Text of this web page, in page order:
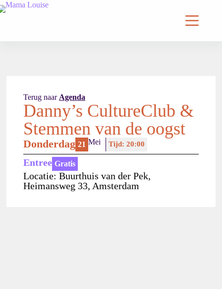
Terug naar Agenda
Danny’s CultureClub &
Stemmen van de oogst
Donderdag 21 Mei Tijd: 20:00
Entree Gratis
Locatie: Buurthuis van der Pek,
Heimansweg 33, Amsterdam